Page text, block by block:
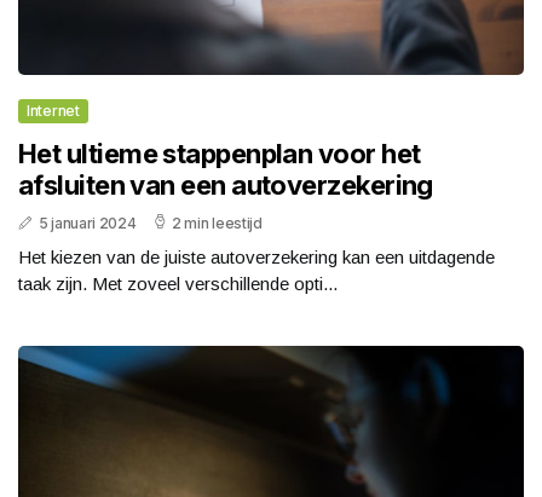
Internet
Het ultieme stappenplan voor het
afsluiten van een autoverzekering
5 januari 2024 2 min leestijd
Het kiezen van de juiste autoverzekering kan een uitdagende
taak zijn. Met zoveel verschillende opti...